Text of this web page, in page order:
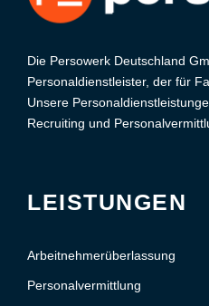
Die Persowerk Deutschland
Personaldienstleister, der für
Unsere
Recruiting und
LEISTUNGEN
Arbeitnehmerüberlassung
Personalvermittlung